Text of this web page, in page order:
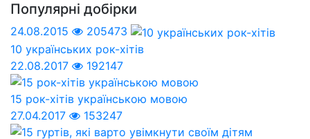
Популярні добірки
24.08.2015
205473
10 українських рок-хітів
22.08.2017
192147
15 рок-хітів українською мовою
27.04.2017
153247